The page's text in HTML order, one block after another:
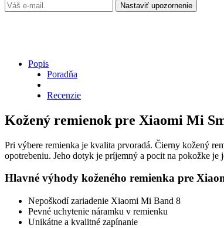
Nastaviť upozornenie
Popis
Poradňa
Recenzie
Kožený remienok pre Xiaomi Mi
Pri výbere remienka je kvalita prvoradá. Čierny kožený
opotrebeniu. Jeho dotyk je príjemný a pocit na pokožke
Hlavné výhody koženého remienka pre
Nepoškodí zariadenie Xiaomi Mi Band 8
Pevné uchytenie náramku v remienku
Unikátne a kvalitné zapínanie